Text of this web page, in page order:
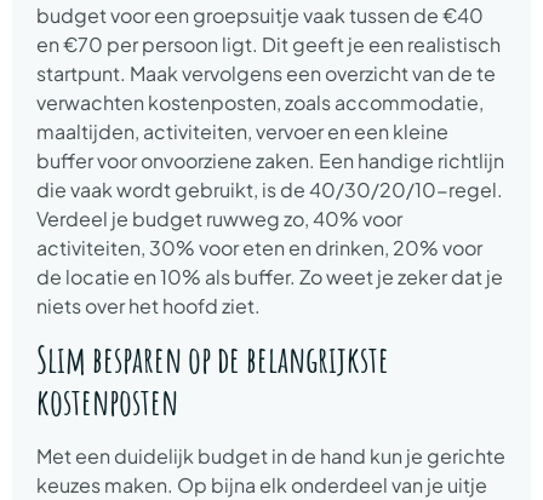
budget voor een groepsuitje vaak tussen de €40
en €70 per persoon ligt. Dit geeft je een realistisch
startpunt. Maak vervolgens een overzicht van de te
verwachten kostenposten, zoals accommodatie,
maaltijden, activiteiten, vervoer en een kleine
buffer voor onvoorziene zaken. Een handige richtlijn
die vaak wordt gebruikt, is de 40/30/20/10-regel.
Verdeel je budget ruwweg zo, 40% voor
activiteiten, 30% voor eten en drinken, 20% voor
de locatie en 10% als buffer. Zo weet je zeker dat je
niets over het hoofd ziet.
Slim besparen op de belangrijkste
kostenposten
Met een duidelijk budget in de hand kun je gerichte
keuzes maken. Op bijna elk onderdeel van je uitje